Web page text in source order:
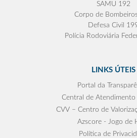
SAMU 192
Corpo de
Defesa Civil
Polícia Rodoviária
LINKS ÚTEIS
Portal da
Central de
CVV – Centro de
Azscore - Jogo de
Política de